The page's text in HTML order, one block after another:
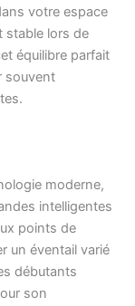
votre espace
stable lors de
équilibre parfait
souvent
moderne,
intelligentes
points de
un éventail varié
débutants
son